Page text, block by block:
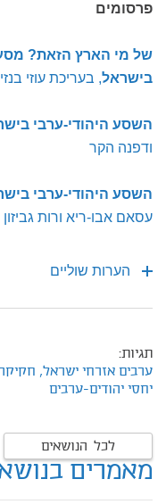
פרסומים
של מי הארץ הזאת? מסע
בישראל, בעריכת עוזי
השסע היהודי-ערבי
ודפנה הקר
השסע היהודי-ערבי
עסאם אבו-ריא ורות גביזון
הערות שוליים
תגיות:
ערבים אזרחי ישראל,
יחסי יהודים-ערבים
לכל הנושאים
מאמרים